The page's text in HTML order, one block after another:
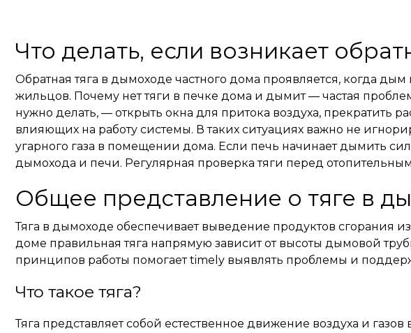
Что делать, если возникает
Обратная тяга в дымоходе частного дома проявляется, когда
жильцов. Почему нет тяги в печке дома и дымит — частая
нужно делать, — открыть окна для притока воздуха,
влияющих на работу системы. В таких ситуациях важно не
угарного газа в помещении дома. Если печь начинает дымить
дымохода и печи. Регулярная проверка тяги перед
Общее представление о тяге в
Тяга в дымоходе обеспечивает выведение продуктов сгорания
доме правильная тяга напрямую зависит от высоты дымовой
принципов работы помогает timely выявлять проблемы и
Что такое тяга?
Тяга представляет собой естественное движение воздуха и